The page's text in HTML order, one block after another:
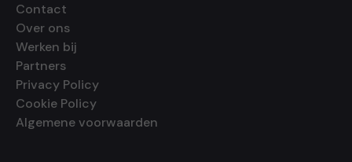
Contact
Over ons
Werken bij
Partners
Privacy Policy
Cookie Policy
Algemene voorwaarden